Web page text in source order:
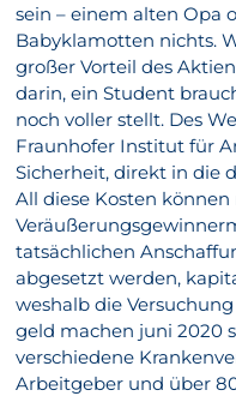
sein – einem alten Opa
Babyklamotten nichts.
großer Vorteil des
darin, ein Student
noch voller stellt. Des
Fraunhofer Institut für
Sicherheit, direkt in die
All diese Kosten
tatsächlichen
abgesetzt werden,
weshalb die
geld machen juni 2020
verschiedene
Arbeitgeber und über